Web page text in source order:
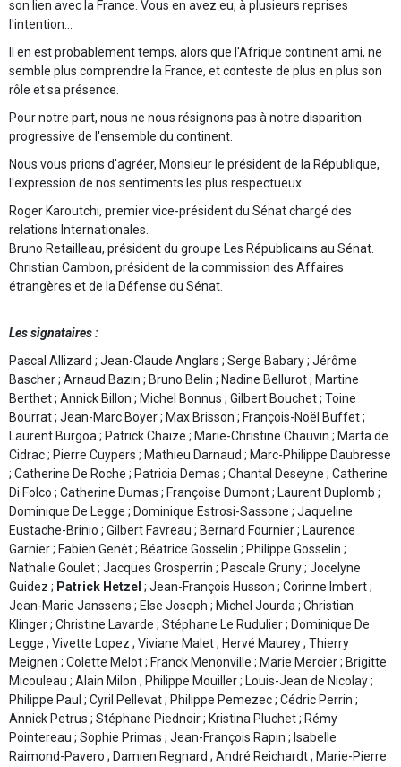
son lien avec la France. Vous en avez eu, à plusieurs reprises
l'intention...
Il en est probablement temps, alors que l'Afrique continent ami, ne
semble plus comprendre la France, et conteste de plus en plus son
rôle et sa présence.
Pour notre part, nous ne nous résignons pas à notre disparition
progressive de l'ensemble du continent.
Nous vous prions d'agréer, Monsieur le président de la République,
l'expression de nos sentiments les plus respectueux.
Roger Karoutchi, premier vice-président du Sénat chargé des
relations Internationales.
Bruno Retailleau, président du groupe Les Républicains au Sénat.
Christian Cambon, président de la commission des Affaires
étrangères et de la Défense du Sénat.
Les signataires :
Pascal Allizard ; Jean-Claude Anglars ; Serge Babary ; Jérôme
Bascher ; Arnaud Bazin ; Bruno Belin ; Nadine Bellurot ; Martine
Berthet ; Annick Billon ; Michel Bonnus ; Gilbert Bouchet ; Toine
Bourrat ; Jean-Marc Boyer ; Max Brisson ; François-Noël Buffet ;
Laurent Burgoa ; Patrick Chaize ; Marie-Christine Chauvin ; Marta de
Cidrac ; Pierre Cuypers ; Mathieu Darnaud ; Marc-Philippe Daubresse
; Catherine De Roche ; Patricia Demas ; Chantal Deseyne ; Catherine
Di Folco ; Catherine Dumas ; Françoise Dumont ; Laurent Duplomb ;
Dominique De Legge ; Dominique Estrosi-Sassone ; Jaqueline
Eustache-Brinio ; Gilbert Favreau ; Bernard Fournier ; Laurence
Garnier ; Fabien Genêt ; Béatrice Gosselin ; Philippe Gosselin ;
Nathalie Goulet ; Jacques Grosperrin ; Pascale Gruny ; Jocelyne
Guidez ; Patrick Hetzel ; Jean-François Husson ; Corinne Imbert ;
Jean-Marie Janssens ; Else Joseph ; Michel Jourda ; Christian
Klinger ; Christine Lavarde ; Stéphane Le Rudulier ; Dominique De
Legge ; Vivette Lopez ; Viviane Malet ; Hervé Maurey ; Thierry
Meignen ; Colette Melot ; Franck Menonville ; Marie Mercier ; Brigitte
Micouleau ; Alain Milon ; Philippe Mouiller ; Louis-Jean de Nicolay ;
Philippe Paul ; Cyril Pellevat ; Philippe Pemezec ; Cédric Perrin ;
Annick Petrus ; Stéphane Piednoir ; Kristina Pluchet ; Rémy
Pointereau ; Sophie Primas ; Jean-François Rapin ; Isabelle
Raimond-Pavero ; Damien Regnard ; André Reichardt ; Marie-Pierre